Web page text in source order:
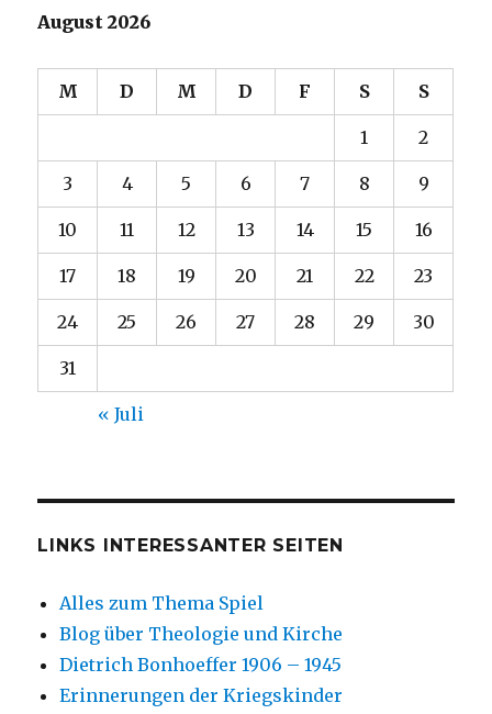
August 2026
M D M D F S S
1 2
3 4 5 6 7 8 9
10 11 12 13 14 15 16
17 18 19 20 21 22 23
24 25 26 27 28 29 30
31
« Juli
LINKS INTERESSANTER SEITEN
Alles zum Thema Spiel
Blog über Theologie und Kirche
Dietrich Bonhoeffer 1906 – 1945
Erinnerungen der Kriegskinder